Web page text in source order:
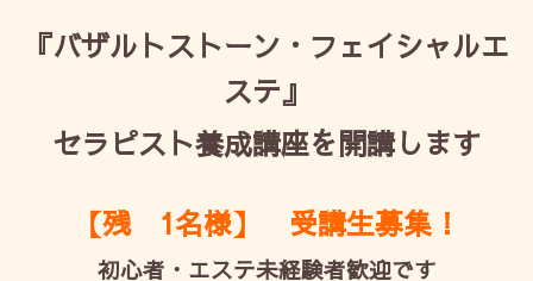
『バザルトストーン・フェイシャルエ
ステ』
セラピスト養成講座を開講します
【残 1名様】 受講生募集！
初心者・エステ未経験者歓迎です